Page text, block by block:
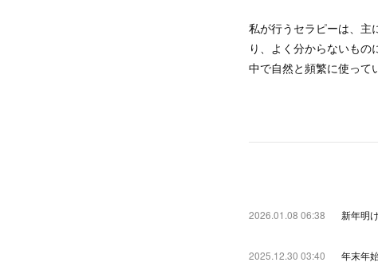
私が行うセラピーは、主
り、よく分からないも
中で自然と頻繁に使って
2026.01.08 06:38 新年明
2025.12.30 03:40 年末年